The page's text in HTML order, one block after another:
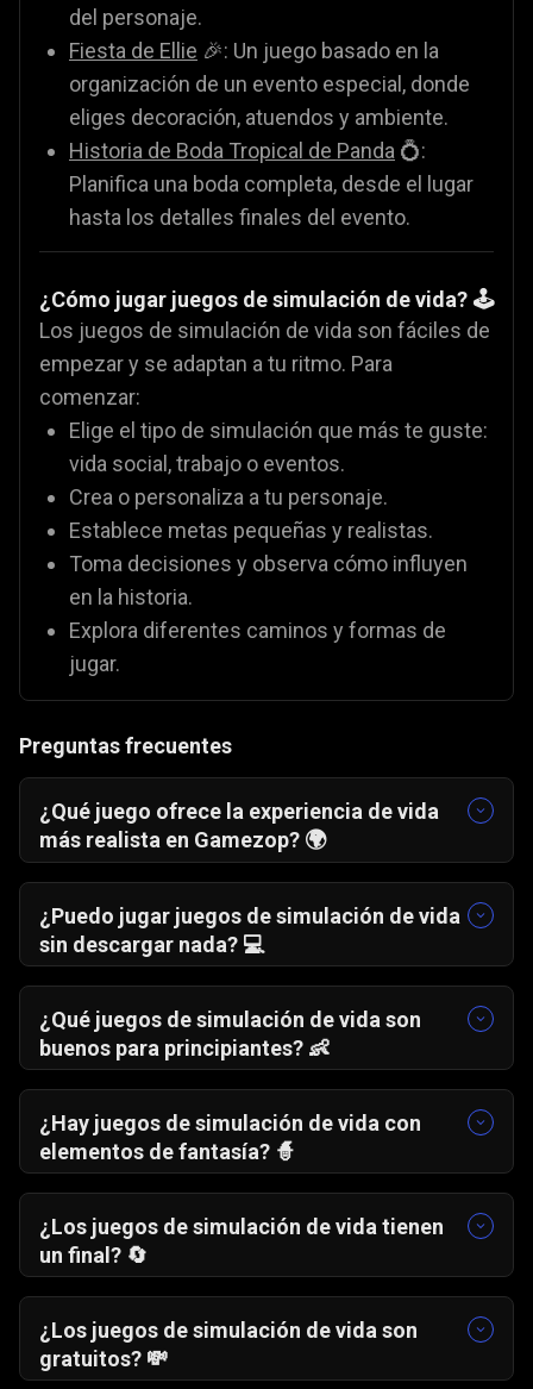
del personaje.
Fiesta de Ellie 🎉: Un juego basado en la
organización de un evento especial, donde
eliges decoración, atuendos y ambiente.
Historia de Boda Tropical de Panda 💍:
Planifica una boda completa, desde el lugar
hasta los detalles finales del evento.
¿Cómo jugar juegos de simulación de vida? 🕹️
Los juegos de simulación de vida son fáciles de
empezar y se adaptan a tu ritmo. Para
comenzar:
Elige el tipo de simulación que más te guste:
vida social, trabajo o eventos.
Crea o personaliza a tu personaje.
Establece metas pequeñas y realistas.
Toma decisiones y observa cómo influyen
en la historia.
Explora diferentes caminos y formas de
jugar.
Preguntas frecuentes
¿Qué juego ofrece la experiencia de vida
más realista en Gamezop? 🌍
Estos juegos ofrecen una experiencia cercana a
la vida real:
Chef magnate🍳
Salón de Belleza Spa de Verano Ellie💆
Historia de Boda Tropical de Panda
¿Puedo jugar juegos de simulación de vida
sin descargar nada? 💻
Sí. Todos los simuladores de vida de Gamezop
funcionan directamente desde el navegador, sin
descargas ni instalaciones.
¿Qué juegos de simulación de vida son
buenos para principiantes? 👶
Chef magnate🍳 ySalón de Belleza Spa de
Verano Ellie
💆 son ideales para empezar
gracias a sus controles sencillos.
¿Hay juegos de simulación de vida con
elementos de fantasía? 🧙
con eventos especiales, decoración creativa y
progresión tipo rol.
¿Los juegos de simulación de vida tienen
un final? 🔄
tiempo y evolucionar el personaje de forma
continua.
¿Los juegos de simulación de vida son
gratuitos? 💸